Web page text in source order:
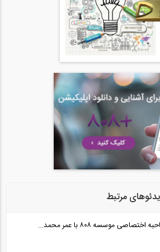
فیلم معرفی جشنواره هفته درخت کاری: ۱۸ و...
مشاهده بخشی از فیلم وبینار رایگان آموزش...
معرفی بخش جدید گفتگوی زنده وبسایت...
مرتبط
اختصاصی موسسه ۸۰۸ با عمر محمد...